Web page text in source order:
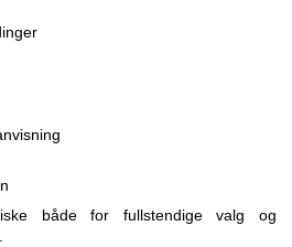
både for fullstendige valg og